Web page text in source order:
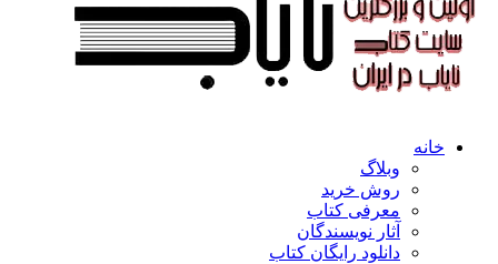
خانه
وبلاگ
روش خرید
معرفی کتاب
آثار نویسندگان
دانلود رایگان کتاب